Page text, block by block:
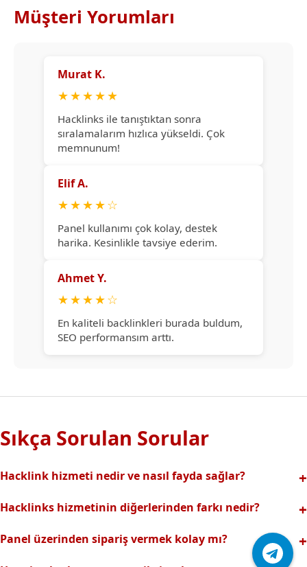
Müşteri Yorumları
Murat K.
★★★★★
Hacklinks ile tanıştıktan sonra
sıralamalarım hızlıca yükseldi. Çok
memnunum!
Elif A.
★★★★☆
Panel kullanımı çok kolay, destek
harika. Kesinlikle tavsiye ederim.
Ahmet Y.
★★★★☆
En kaliteli backlinkleri burada buldum,
SEO performansım arttı.
Sıkça Sorulan Sorular
Hacklink hizmeti nedir ve nasıl fayda sağlar?
backlinklerle sitenizin arama motorlarındaki
sıralamalarınız hızlıca yükselir.
Hacklinks hizmetinin diğerlerinden farkı nedir?
riski olmadan, en kaliteli ve etkili backlinkler sunuyoruz.
Profesyonel ekibimizle hızlı destek sağlanır.Ayrıca Daha
Panel üzerinden sipariş vermek kolay mı?
Hacklinks paneli kullanıcı dostu arayüzüyle kolayca sipariş